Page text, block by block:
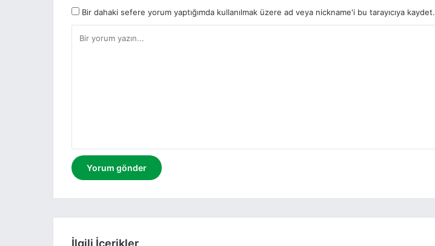
Bir dahaki sefere yorum yaptığımda kullanılmak üzere ad veya nickname'i bu tarayıcıya kaydet.
İlgili İçerikler